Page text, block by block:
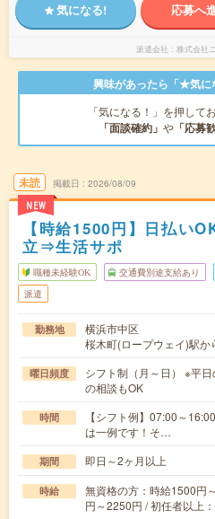
気になる! 応募へ
派遣会社 株式会社
興味があったら「★気に
「気になる！」を押して
「面談確約」 や 「応募
未読
NEW
掲載日 2026/08/09
【時給1500円】日払い
立⇒生活サポ
職種未経験OK 交通費別途支給あり
派遣
勤務地
横浜市中区
桜木町(ロープウェイ)駅
曜日頻度
シフト制（月～日） ※平
の相談もOK
時間
【シフト例】07:00～
は一例です！そ…
期間 即日～2ヶ月以上
時給
無資格の方：時給1500円
円～2250円 / 初任者以上